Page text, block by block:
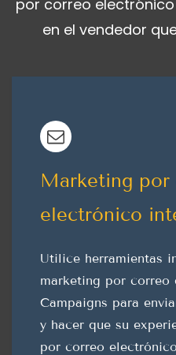
por correo
en el vendedor
Marketing por
electrónico
Utilice herramientas
marketing por correo
Campaigns para
y hacer que su
por correo